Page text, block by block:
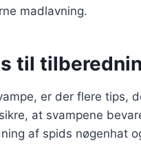
madlavning.
til
er der flere tips,
at svampene
af spids nøgenhat